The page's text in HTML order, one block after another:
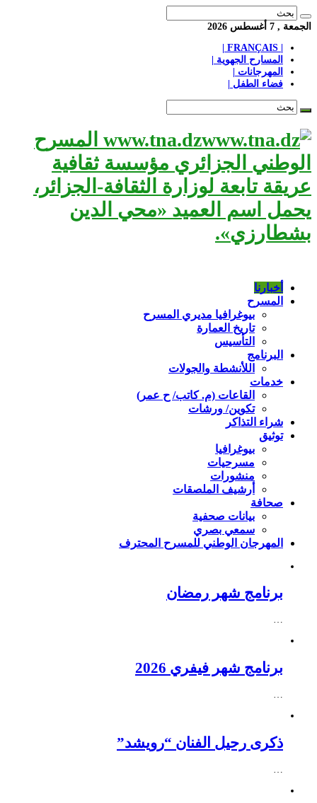
الجمعة , 7 أغسطس 2026
المسارح الجهوية |
المهرجانات |
فضاء الطفل |
www.tna.dz المسرح
الوطني الجزائري مؤسسة ثقافية
عريقة تابعة لوزارة الثقافة-الجزائر،
يحمل اسم العميد «محي الدين
بشطارزي».
أخبارنا
المسرح
بيوغرافيا مديري المسرح
تاريخ العمارة
التأسيس
البرنامج
اللأنشطة والجولات
خدمات
القاعات (م. كاتب/ ح عمر)
تكوين/ ورشات
شراء التذاكر
توثيق
بيوغرافيا
مسرحيات
منشورات
أرشيف الملصقات
صحافة
بيانات صحفية
سمعي بصري
المهرجان الوطني للمسرح المحترف
برنامج شهر رمضان
…
برنامج شهر فيفري 2026
…
ذكرى رحيل الفنان “رويشد”
…